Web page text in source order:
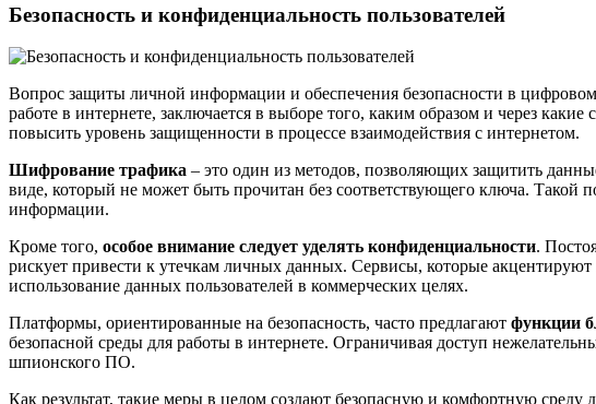
Безопасность и конфиденциальность пользователей
Вопрос защиты личной информации и обеспечения безопасности в
работе в интернете, заключается в выборе того, каким образом и через
повысить уровень защищенности в процессе взаимодействия с интернетом.
Шифрование трафика – это один из методов, позволяющих защитить
виде, который не может быть прочитан без соответствующего ключа. Такой
информации.
Кроме того, особое внимание следует уделять конфиденциальности.
рискует привести к утечкам личных данных. Сервисы, которые
использование данных пользователей в коммерческих целях.
Платформы, ориентированные на безопасность, часто предлагают функции
безопасной среды для работы в интернете. Ограничивая доступ
шпионского ПО.
Как результат, такие меры в целом создают безопасную и комфортную